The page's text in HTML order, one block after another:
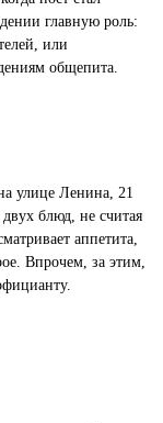
главную роль:
или
общепита.
улице Ленина, 21
блюд, не считая
аппетита,
Впрочем, за этим,